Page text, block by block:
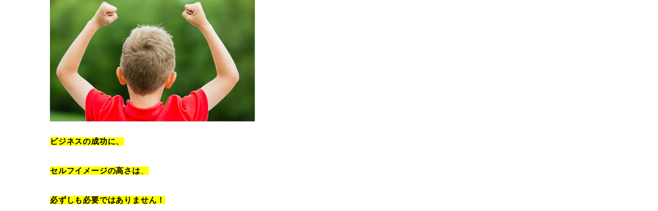
ビジネスの成功に、
セルフイメージの高さは
必ずしも必要ではありません！